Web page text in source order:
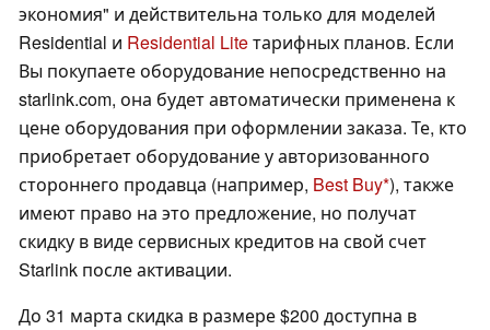
экономия" и действительна только для моделей
Residential и Residential Liteтарифных планов. Если
Вы покупаете оборудование непосредственно на
starlink.com, она будет автоматически применена к
цене оборудования при оформлении заказа. Те, кто
приобретает оборудование у авторизованного
стороннего продавца (например, Best Buy ), также
имеют право на это предложение, но получат
скидку в виде сервисных кредитов на свой счет
Starlink после активации.
До 31 марта скидка в размере $200 доступна в